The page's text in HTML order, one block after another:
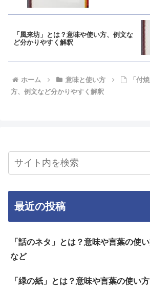
「風来坊」とは？意味や使い方、例文な
ど分かりやすく解釈
ホーム 意味と使い方
「付
方、例文など分かりやすく解釈
最近の投稿
「話のネタ」とは？意味や言葉の使
など
「緑の紙」とは？意味や言葉の使い